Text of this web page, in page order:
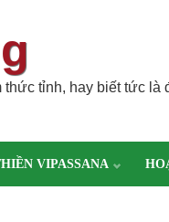
tỉnh, hay biết tức là
VIPASSANA